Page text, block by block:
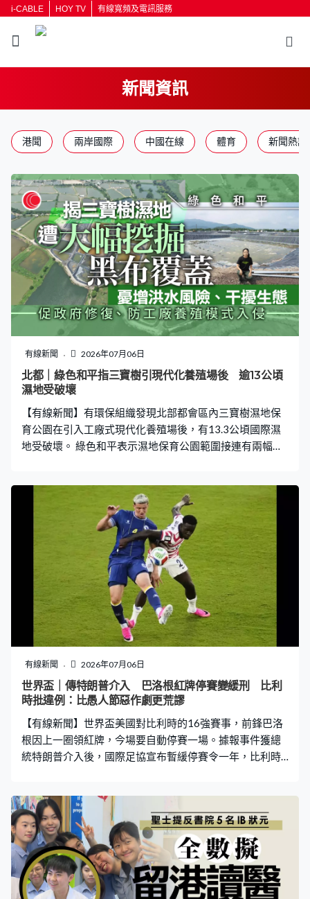
i-CABLE HOY TV 有線寬頻及電訊服務
新聞資訊
港聞 兩岸國際 中國在線 體育 新聞熱話
有線新聞 2026年07月06日
北都｜綠色和平指三寶樹引現代化養殖場後 逾13公頃
濕地受破壞
【有線新聞】有環保組織發現北部都會區內三寶樹濕地保
育公園在引入工廠式現代化養殖場後，有13.3公頃國際濕
地受破壞。 綠色和平表示濕地保育公園範圍接連有兩幅漁
瀝青。綠色和平稱做法隔絕水體與泥土導致濕地喪失及整
體生態環境退化，損害原有降溫作用，增加極端天氣下洪
水風險，亦干擾多種生物棲息及覓食，包括41種保育級別
鳥類，促請政府修復，防止工廠養殖模式入侵及加強濕地
的法定保護地位。
有線新聞 2026年07月06日
世界盃｜傳特朗普介入 巴洛根紅牌停賽變緩刑 比利
時批違例：比愚人節惡作劇更荒謬
【有線新聞】世界盃美國對比利時的16強賽事，前鋒巴洛
根因上一圈領紅牌，今場要自動停賽一場。據報事件獲總
統特朗普介入後，國際足協宣布暫緩停賽令一年，比利時
踩到後衛梅哈利莫域的左腳，被直接罰紅牌。雖然美國最
終贏2比0晉級，但他要自動停賽一場，16強無法上陣。不
過國際足協發聲明，根據《紀律準則》第27條，決定將巴
洛根的禁賽令緩刑一年，期間不得再犯性質和嚴重程度相
似的行為，否則會撤銷緩刑並會追加懲罰，意味這位今屆
攻入3球的射手可以上陣對比利時。 總統特朗普發文感謝